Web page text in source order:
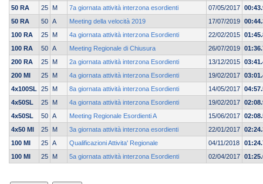
50 RA
25 M 7a giornata attività interzona esordienti 07/05/2017
50 RA
50 A Meeting della velocità 2019 17/07/2019
100 RA
25 M 4a giornata attività interzona Esordienti 22/02/2015
100 RA
50 A Meeting Regionale di Chiusura 26/07/2019
200 RA
25 M 2a giornata attività interzona Esordienti 13/12/2015
200 MI
25 M 4a giornata attività interzona Esordienti 19/02/2017
4x100SL
25 M 8a giornata attività interzona Esordienti 14/05/2017
4x50SL
25 M 4a giornata attività interzona Esordienti 19/02/2017
4x50SL
50 A Meeting Regionale Esordienti A 15/06/2017
4x50 MI
25 M 3a giornata attività interzona esordienti 22/01/2017
100 MI
25 A Qualificazioni Attivita' Regionale 04/11/2018
100 MI
25 M 5a giornata attività interzona Esordienti 02/04/2017